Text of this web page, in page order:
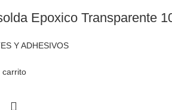
Epoxico Transparente
Y ADHESIVOS
carrito